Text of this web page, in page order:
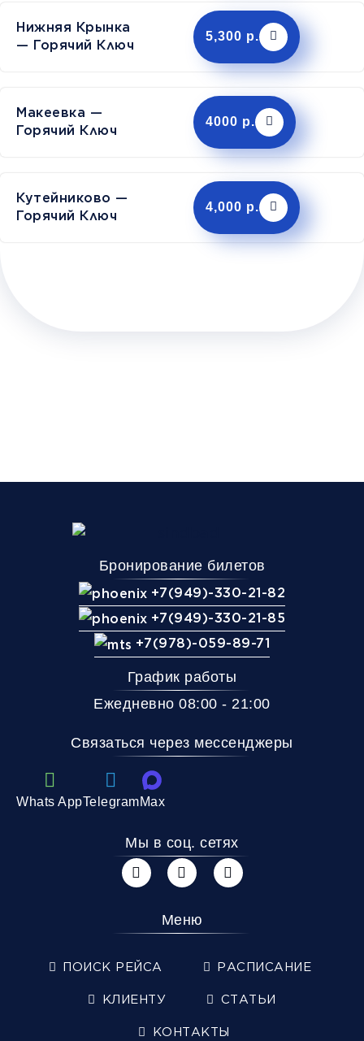
Нижняя Крынка
— Горячий Ключ
5,300 р.
Макеевка —
Горячий Ключ
4000 р.
Кутейниково —
Горячий Ключ
4,000 р.
Бронирование билетов
+7(949)-330-21-82
+7(949)-330-21-85
+7(978)-059-89-71
График работы
Ежедневно 08:00 - 21:00
Связаться через мессенджеры
Whats AppTelegramMax
Мы в соц. сетях
Меню
ПОИСК РЕЙСА РАСПИСАНИЕ
КЛИЕНТУ СТАТЬИ
КОНТАКТЫ